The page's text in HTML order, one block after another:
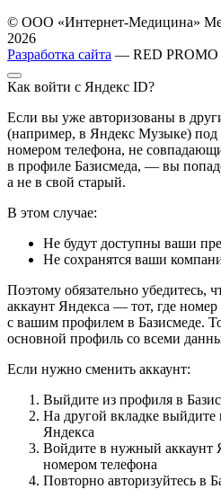
© ООО «Интернет-Медицина»
2026
Разработка сайта — RED PROMO
Как войти с Яндекс ID?
Если вы уже авторизованы в
(например, в Яндекс Музыке) под
номером телефона, не
в профиле Базисмеда, — вы
а не в свой старый.
В этом случае:
Не будут доступны ваши
Не сохранятся ваши
Поэтому обязательно
аккаунт Яндекса — тот, где номер
с вашим профилем в Базисмеде.
основной профиль со всеми
Если нужно сменить аккаунт:
Выйдите из профиля в
На другой вкладке выйдите
Яндекса
Войдите в нужный аккаунт
номером телефона
Повторно авторизуйтесь в